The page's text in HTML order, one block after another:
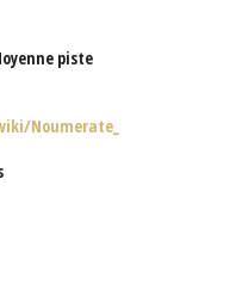
piste
Noumerate_